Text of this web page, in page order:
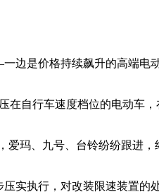
边是价格持续飙升的高端电
在自行车速度档位的电动车
爱玛、九号、台铃纷纷跟进，
实执行，对改装限速装置的